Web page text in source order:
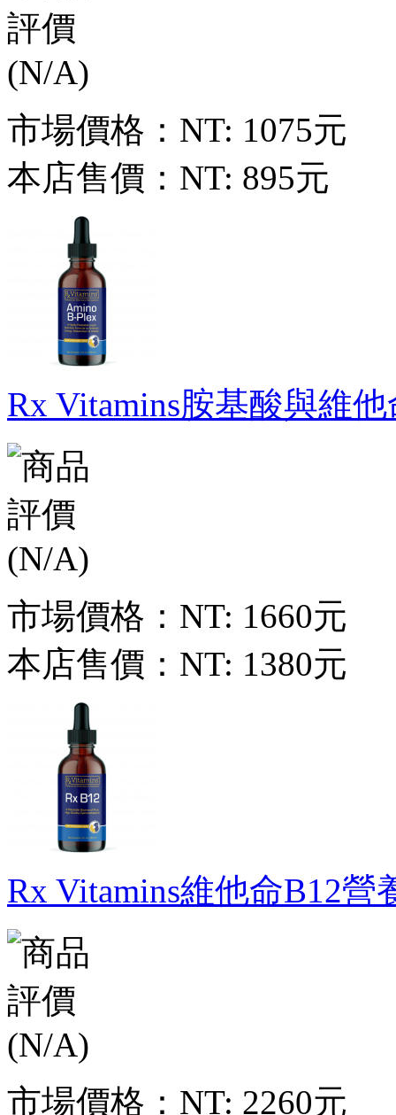
市場價格： NT: 1075元
本店售價： NT: 895元
Rx Vitamins胺基酸與維
市場價格： NT: 1660元
本店售價： NT: 1380元
Rx Vitamins維他命B12營
市場價格： NT: 2260元